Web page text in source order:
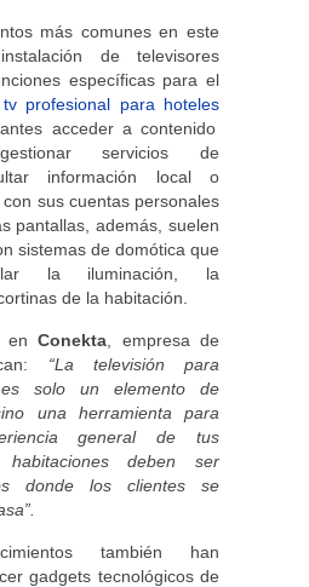
más comunes en este
de televisores
específicas para el
tv profesional para hoteles
acceder a contenido
servicios de
información local o
sus cuentas personales
pantallas, además, suelen
sistemas de domótica que
la iluminación, la
de la habitación.
enConekta , empresa de
“La televisión para
solo un elemento de
una herramienta para
general de tus
habitaciones deben ser
donde los clientes se
también han
gadgets tecnológicos de